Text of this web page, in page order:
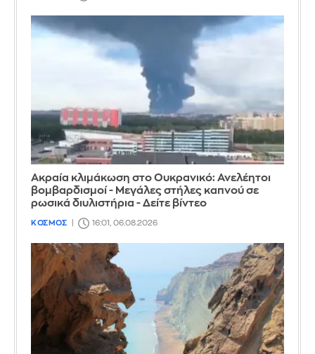
Ακραία κλιμάκωση στο Ουκρανικό: Ανελέητοι
βομβαρδισμοί - Μεγάλες στήλες καπνού σε
ρωσικά διυλιστήρια - Δείτε βίντεο
ΚΟΣΜΟΣ 16:01, 06.08.2026